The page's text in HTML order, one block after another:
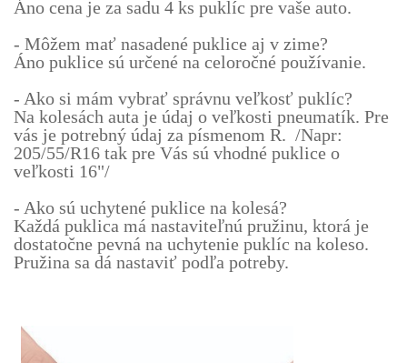
Áno cena je za sadu 4 ks puklíc pre vaše auto.
- Môžem mať nasadené puklice aj v zime?
Áno puklice sú určené na celoročné používanie.
- Ako si mám vybrať správnu veľkosť puklíc?
Na kolesách auta je údaj o veľkosti pneumatík. Pre
vás je potrebný údaj za písmenom R. /Napr:
205/55/R16 tak pre Vás sú vhodné puklice o
veľkosti 16"/
- Ako sú uchytené puklice na kolesá?
Každá puklica má nastaviteľnú pružinu, ktorá je
dostatočne pevná na uchytenie puklíc na koleso.
Pružina sa dá nastaviť podľa potreby.